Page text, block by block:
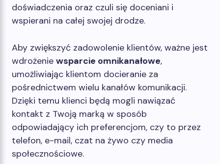
doświadczenia oraz czuli się doceniani i
wspierani na całej swojej drodze.
Aby zwiększyć zadowolenie klientów, ważne jest
wdrożenie wsparcie omnikanałowe,
umożliwiając klientom docieranie za
pośrednictwem wielu kanałów komunikacji.
Dzięki temu klienci będą mogli nawiązać
kontakt z Twoją marką w sposób
odpowiadający ich preferencjom, czy to przez
telefon, e-mail, czat na żywo czy media
społecznościowe.